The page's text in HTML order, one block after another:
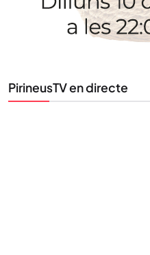
PirineusTV en directe
Tota l’actualitat,
al teu correu. Subscriu-
la informació que